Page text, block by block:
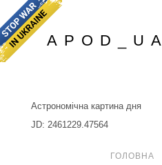
APOD_UA
Астрономічна картина дня
JD: 2461229.47564
ГОЛОВНА